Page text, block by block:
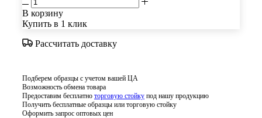
В корзину
Купить в 1 клик
Рассчитать доставку
Подберем образцы с учетом вашей ЦА
Возможность обмена товара
Предоставим бесплатно торговую стойку под нашу продукцию
Получить бесплатные образцы или торговую стойку
Оформить запрос оптовых цен